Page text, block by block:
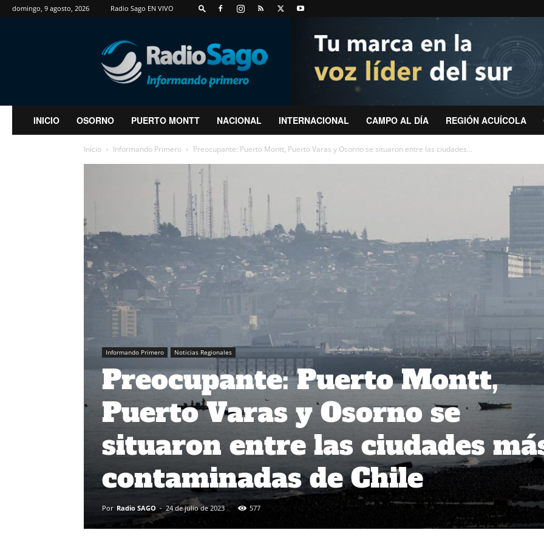
domingo, 9 agosto, 2026 Radio Sago EN VIVO
RadioSago
INICIO OSORNO PUERTO MONTT NACIONAL INTERNACIONAL CAMPO AL DÍA REGIÓN ACUÍCOLA
Inicio Informando Primero Preocupante: Puerto Montt, Puerto Varas y Osorno se situaron entre las ciudades...
Informando Primero Noticias Regionales
Preocupante: Puerto Montt,
Puerto Varas y Osorno se
situaron entre las ciudades
contaminadas de Chile
Por Radio SAGO - 24 de julio de 2023 577